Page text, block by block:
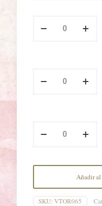
Pompadour
Pompadour
Pompadour
-
cantidad
Añadir
SKU: VTOR065